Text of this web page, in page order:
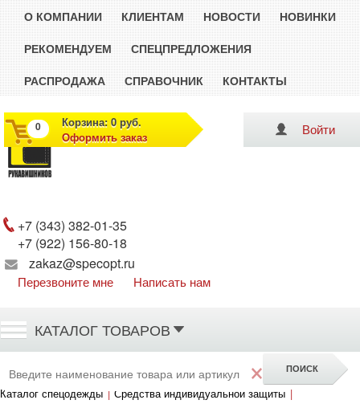
О КОМПАНИИ КЛИЕНТАМ НОВОСТИ
НОВИНКИ
РЕКОМЕНДУЕМ
СПЕЦПРЕДЛОЖЕНИЯ
РАСПРОДАЖА
СПРАВОЧНИК КОНТАКТЫ
+7 (343) 382-01-35
+7 (922) 156-80-18
zakaz@specopt.ru
Перезвоните мне Написать нам
Войти
Корзина: 0 руб.
Оформить заказ
0
КАТАЛОГ ТОВАРОВ
×
Каталог спецодежды | Средства индивидуальной защиты |